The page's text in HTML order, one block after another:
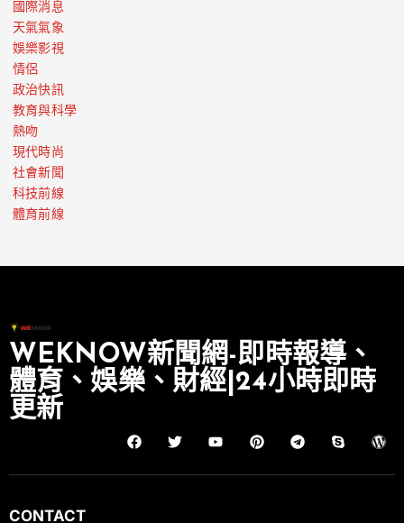
國際消息
天氣氣象
娛樂影視
情侶
政治快訊
教育與科學
熱吻
現代時尚
社會新聞
科技前線
體育前線
WEKNOW新聞網-即時報導、
體育、娛樂、財經|24小時即時
更新
CONTACT